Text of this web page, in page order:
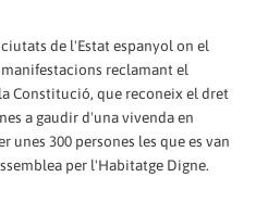
de l'Estat espanyol on el
reclamant el
Constitució, que reconeix el dret
a gaudir d'una vivenda en
unes 300 persones les que es van
per l'Habitatge Digne.